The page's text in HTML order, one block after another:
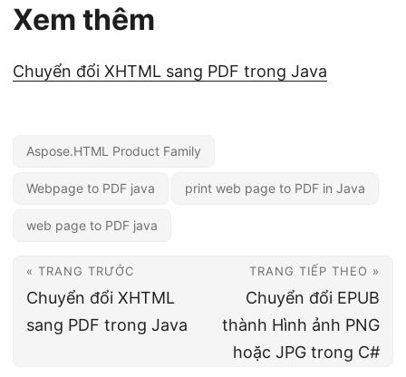
Xem thêm
Chuyển đổi XHTML sang PDF trong Java
Aspose.HTML Product Family
Webpage to PDF java print web page to PDF in Java
web page to PDF java
« TRANG TRƯỚC
Chuyển đổi XHTML
sang PDF trong Java
TRANG TIẾP THEO »
Chuyển đổi EPUB
thành Hình ảnh PNG
hoặc JPG trong C#